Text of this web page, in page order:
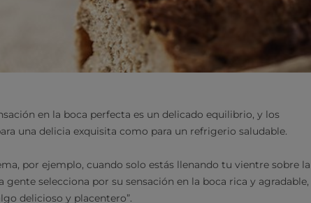
en la boca perfecta es un delicado equilibrio, y los
una delicia exquisita como para un refrigerio saludable.
por ejemplo, cuando solo estás llenando tu vientre sobre la
gente selecciona por su sensación en la boca rica y agradable,
delicioso y placentero”.